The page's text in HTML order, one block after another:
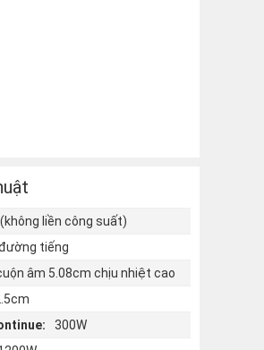
liền công suất)
tiếng
âm 5.08cm chịu nhiệt cao
300W